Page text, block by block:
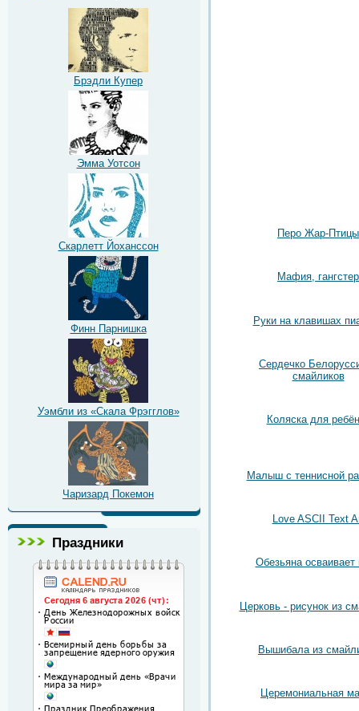
Брэдли Купер
Эмма Уотсон
Скарлетт Йоханссон
Финн Парнишка
Уэмбли из «Скала Фрэгглов»
Чаризард Покемон
Праздники
Перо Жар-Птицы
Мафия, гангстер
Руки на клавишах
Сердечко
смайликов
Коляска для
Малыш с теннисной
Love ASCII Text
Обезьяна осваивает
Церковь - рисунок из
Вышибала из
Церемониальная